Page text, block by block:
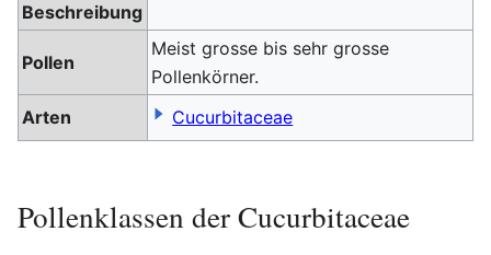
Beschreibung
Pollen
Meist grosse bis sehr grosse
Pollenkörner.
Arten
Cucurbitaceae
Pollenklassen der Cucurbitaceae